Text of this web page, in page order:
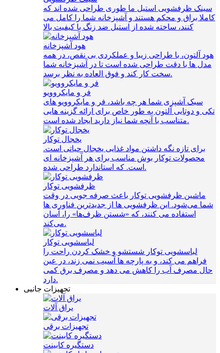
سینک ظرفشویی استیل ما طوری طراحی شده اند که
کاملا براق و محکم هستند و آشپزخانه شما را کامل می
کنند، ساخته شده از استیل ضد زنگ با کیفیت بالا
هود آشپزخانه
هود آلتون، با طراحی زیبا و عملکردی بی نقص، در همه
مدل ها با دقت طراحی شده است تا در آشپزخانه شما
سخت کار کند و فوق العاده به نظر برسد.
فر و مایکروویو
سبک آشپزی شما هر چه باشد، فر و مایکروویو های
تکی و دوتایی آلتون به طور خاص برای ارائه گزینه هایی
متناسب با آنچه شما نیاز دارید ایجاد شده است.
یخجال توکار
برای تازه نگه داشتن مواد غذایی یخجال حیاتی است.
محصولات توکار بوش مناسب برای هر آشپزخانه ای
است. که استاندارد طراحی شده.
ظرفشویی توکار
ماشین ظرفشویی توکار باعث صرفه‌ جویی در وقت
شما می‌شود. این ظرفشویی ها از جدیدترین فناوری ها
استفاده می کنند، که «شستن ظرف‌ها» را، آسان
می‌کند.
لباسشویی توکار
لباسشویی توکار شستشو و خشک کردن راحت را
فراهم می کند، و به پارچه ها آسیب نمی زند، در عین
حال مصرف آب را کاهش می دهد و مصرف برق کمی
دارد.
تجهیزات جانبی
یراق آلات
تجهیزات برقی
دستگیره کابینت